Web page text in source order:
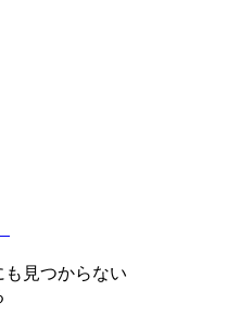
見つからない